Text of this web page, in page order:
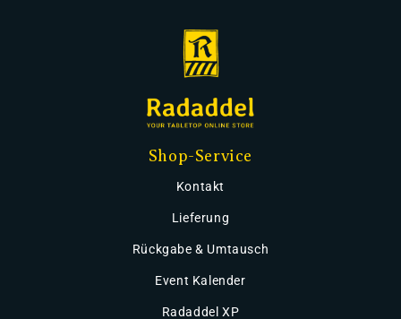
Shop-Service
Kontakt
Lieferung
Rückgabe & Umtausch
Event Kalender
Radaddel XP